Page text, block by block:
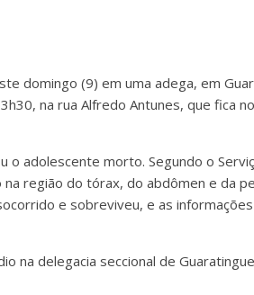
domingo (9) em uma adega, em
na rua Alfredo Antunes, que fica
o adolescente morto. Segundo o
região do tórax, do abdômen e da
e sobreviveu, e as
na delegacia seccional de